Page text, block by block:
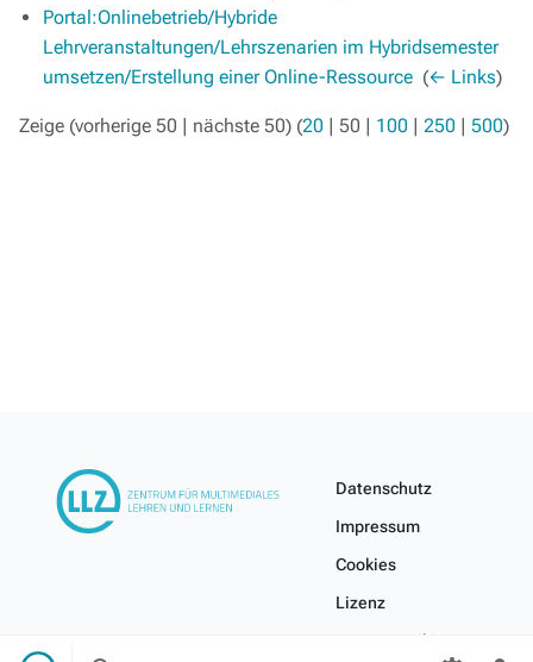
Suche
Portal:Onlinebetrieb/Hybride
Lehrveranstaltungen/Lehrszenarien im Hybridsemester
umsetzen/Erstellung einer Online-Ressource (← Links)
Zeige (vorherige 50 | nächste 50) (20 | 50 | 100 | 250 | 500)
Datenschutz
Impressum
Cookies
Lizenz
Internes Wiki